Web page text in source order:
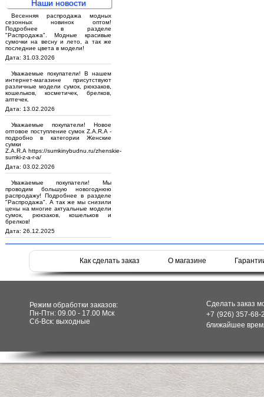
Наши новости
Весенняя распродажа модных
сезонных новинок оптом!
Подробнее в разделе
"Распродажа". Модные красивые
сумочки на весну и лето, а так же
последние цвета в модели!
Дата: 31.03.2026
Уважаемые покупатели! В нашем
интернет-магазине присутствуют
различные модели сумок, рюкзаков,
кошельков, косметичек, брелков,
аптечек.
Дата: 13.02.2026
Уважаемые покупатели! Новое
оптовое поступление сумок Z.A.R.A -
подробно в категории Женские
сумки
Z.A.R.A https://sumkinybudnu.ru/zhenskie-
sumki-z-a-r-a/
Дата: 03.02.2026
Уважаемые покупатели! Мы
проводим большую новогоднюю
распродажу! Подробнее в разделе
"Распродажа". А так же мы снизили
цены на многие актуальные модели
сумок, рюкзаков, кошельков и
брелков!
Дата: 26.12.2025
Как сделать заказ О магазине
Режим обработки заказов:
Пн-Птн: 09.00 - 17.00 Мск
Сб-Вск: выходные
Сделать заказ
+7 (926) 357-
ближайшее